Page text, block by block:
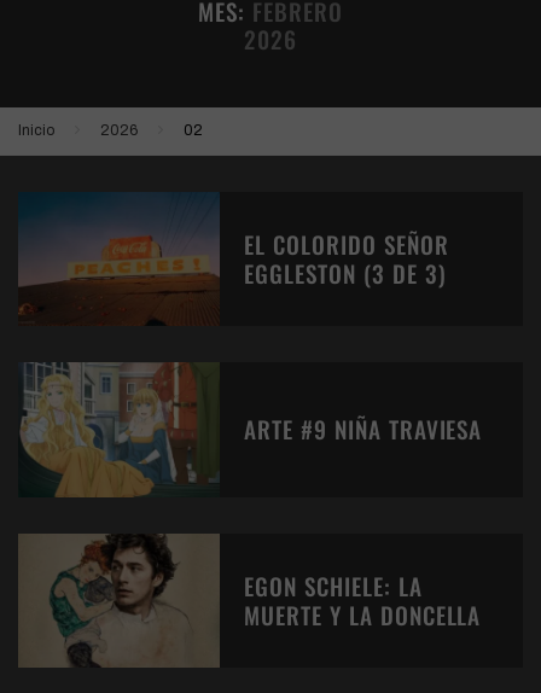
MES: FEBRERO
2026
Inicio 2026 02
EL COLORIDO SEÑOR
EGGLESTON (3 DE 3)
ARTE #9 NIÑA TRAVIESA
EGON SCHIELE: LA
MUERTE Y LA DONCELLA